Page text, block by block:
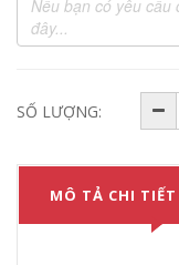
SỐ LƯỢNG:
MÔ TẢ CHI TIẾT